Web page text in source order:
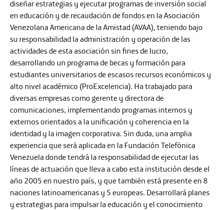
diseñar estrategias y ejecutar programas de inversión social
en educación y de recaudación de fondos en la Asociación
Venezolana Americana de la Amistad (AVAA), teniendo bajo
su responsabilidad la administración y operación de las
actividades de esta asociación sin fines de lucro,
desarrollando un programa de becas y formación para
estudiantes universitarios de escasos recursos económicos y
alto nivel académico (ProExcelencia). Ha trabajado para
diversas empresas como gerente y directora de
comunicaciones, implementando programas internos y
externos orientados a la unificación y coherencia en la
identidad y la imagen corporativa. Sin duda, una amplia
experiencia que será aplicada en la Fundación Telefónica
Venezuela donde tendrá la responsabilidad de ejecutar las
líneas de actuación que lleva a cabo esta institución desde el
año 2005 en nuestro país, y que también está presente en 8
naciones latinoamericanas y 5 europeas. Desarrollará planes
y estrategias para impulsar la educación y el conocimiento